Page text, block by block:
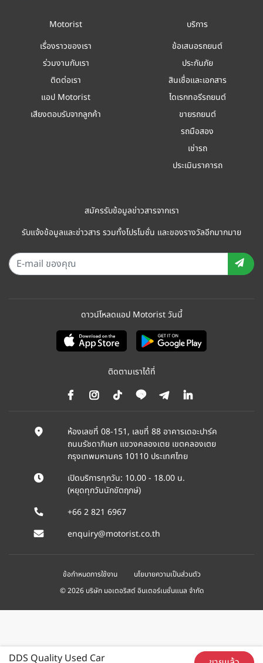
DDS Quality Used Car
Motorist
เรื่องราวของเรา
ร่วมงานกับเรา
ติดต่อเรา
แอป Motorist
เสียงตอบรับจากลูกค้า
บริการ
ข้อเสนอรถยนต์
ประกันภัย
สินเชื่อและเอกสาร
ไดเรกทอรีรถยนต์
ขายรถยนต์
รถมือสอง
เช่ารถ
ประเมินราคารถ
สมัครรับข้อมูลข่าวสารจากเรา
รับแจ้งข้อมูลและข่าวสาร รวมทั้งโปรโมชั่น และของรางวัลอีกมากมาย
ดาวน์โหลดแอป Motorist วันนี้
ติดตามเราได้ที่
ห้องเลขที่ 08-151, เลขที่ 88 อาคารเดอะปาร์ค
ถนนรัชดาภิเษก แขวงคลองเตย เขตคลองเตย
กรุงเทพมหานคร 10110 ประเทศไทย
เปิดบริการทุกวัน: 10.00 - 18.00 น.
(หยุดทุกวันนักขัตฤกษ์)
+66 2 821 6967
enquiry@motorist.co.th
ข้อกำหนดการใช้งาน
นโยบายความเป็นส่วนตัว
© 2026 บริษัท มอเตอริสต์ อินเตอร์เนชั่นแนล จำกัด